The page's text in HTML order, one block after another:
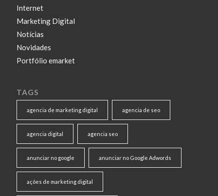
Internet
Marketing Digital
Notícias
Novidades
Portfólio emarket
TAGS
agencia de marketing digital agencia de seo
agencia digital agencia seo
anunciar no google anunciar no Google Adwords
ações de marketing digital